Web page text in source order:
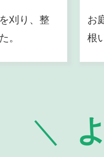
刈り、整
。
お
根